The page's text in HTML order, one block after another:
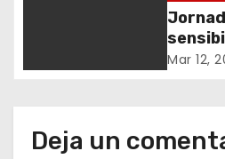
n
r
Mar 12,
Deja un